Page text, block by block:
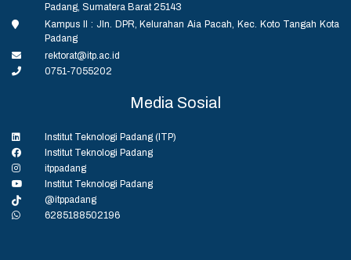
Padang, Sumatera Barat 25143
Kampus II : Jln. DPR, Kelurahan Aia Pacah, Kec. Koto Tangah Kota
Padang
rektorat@itp.ac.id
0751-7055202
Media Sosial
Institut Teknologi Padang (ITP)
Institut Teknologi Padang
itppadang
Institut Teknologi Padang
@itppadang
6285188502196